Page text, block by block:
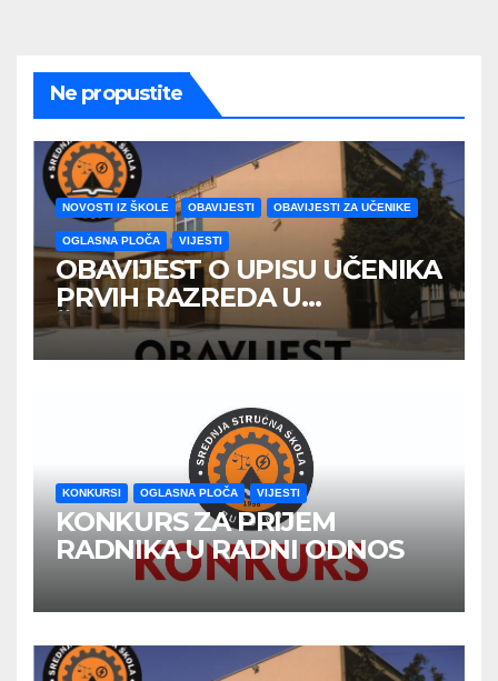
Ne propustite
NOVOSTI IZ ŠKOLE OBAVIJESTI OBAVIJESTI ZA UČENIKE
OGLASNA PLOČA VIJESTI
OBAVIJEST O UPISU UČENIKA
PRVIH RAZREDA U
ŠKOLSKOJ 2026/2027
GODINE
KONKURSI OGLASNA PLOČA VIJESTI
KONKURS ZA PRIJEM
RADNIKA U RADNI ODNOS